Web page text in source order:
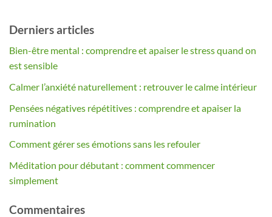
Derniers articles
Bien-être mental : comprendre et apaiser le stress quand on
est sensible
Calmer l’anxiété naturellement : retrouver le calme intérieur
Pensées négatives répétitives : comprendre et apaiser la
rumination
Comment gérer ses émotions sans les refouler
Méditation pour débutant : comment commencer
simplement
Commentaires